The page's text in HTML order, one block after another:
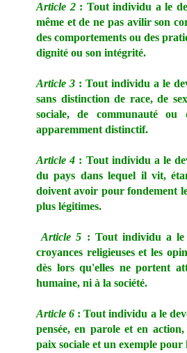
Article 2: Tout individu a le
même et de ne pas avilir son
des comportements ou des
dignité ou son intégrité.
Article 3 : Tout individu a le
sans distinction de race, de
sociale, de communauté
apparemment distinctif.
Article 4 : Tout individu a le
du pays dans lequel il vit,
doivent avoir pour fondement
plus légitimes.
Article 5 : Tout individu a le
croyances religieuses et les
dès lors qu'elles ne portent
humaine, ni à la société.
Article 6 : Tout individu a le
pensée, en parole et en
paix sociale et un exemple pour